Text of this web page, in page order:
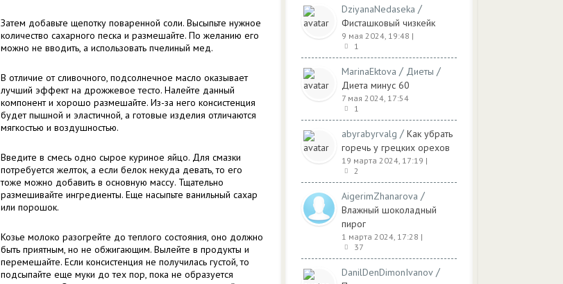
Затем добавьте щепотку поваренной соли. Высыпьте нужное
количество сахарного песка и размешайте. По желанию его
можно не вводить, а использовать пчелиный мед.
В отличие от сливочного, подсолнечное масло оказывает
лучший эффект на дрожжевое тесто. Налейте данный
компонент и хорошо размешайте. Из-за него консистенция
будет пышной и эластичной, а готовые изделия отличаются
мягкостью и воздушностью.
Введите в смесь одно сырое куриное яйцо. Для смазки
потребуется желток, а если белок некуда девать, то его
тоже можно добавить в основную массу. Тщательно
размешивайте ингредиенты. Еще насыпьте ванильный сахар
или порошок.
Козье молоко разогрейте до теплого состояния, оно должно
быть приятным, но не обжигающим. Вылейте в продукты и
перемешайте. Если консистенция не получилась густой, то
подсыпайте еще муки до тех пор, пока не образуется
DziyanaNedaseka /
Фисташковый чизкейк
9 мая 2024, 19:48 |
1
MarinaEktova / Диеты /
Диета минус 60
7 мая 2024, 17:54
1
abyrabyrvalg / Как убрать
горечь у грецких орехов
19 марта 2024, 17:19 |
2
AigerimZhanarova /
Влажный шоколадный
пирог
1 марта 2024, 17:28 |
37
DanilDenDimonIvanov /